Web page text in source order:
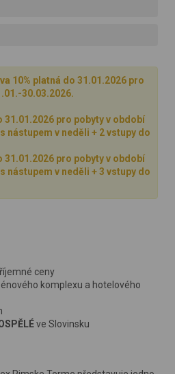
10% platná do 31.01.2026 pro
30.03.2026.
31.01.2026 pro pobyty v období
nástupem v neděli + 2 vstupy do
31.01.2026 pro pobyty v období
nástupem v neděli + 3 vstupy do
ceny
komplexu a hotelového
ve Slovinsku